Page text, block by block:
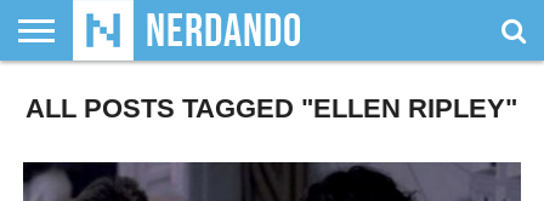
SIAMO
GIOCHI
DA
GIOCHI
DI
VIDEOGAMES
FILM
&
FUMETTI
& LIBRI
MAGIC:
THE
DUNGEONS
&
WRESTLING
NERDANDO
AWARDS
I
BOLLINI
ALL POSTS TAGGED "ELLEN RIPLEY"